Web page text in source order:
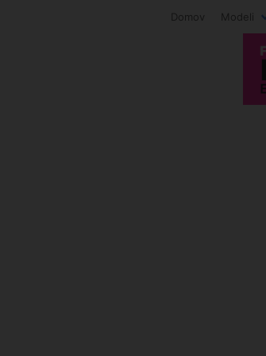
Domov Modeli